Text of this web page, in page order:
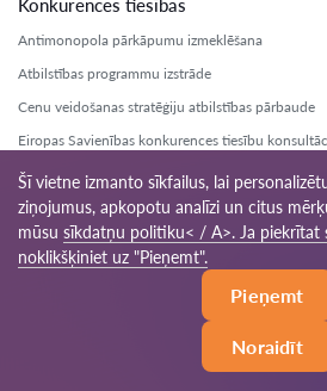
Konkurences tiesības
Antimonopola pārkāpumu izmeklēšana
Atbilstības programmu izstrāde
Cenu veidošanas stratēģiju atbilstības pārbaude
Eiropas Savienības konkurences tiesību
Karteli un monopolistiskās prakses risināšana
Kartelīšu darbības juridiskā analīze
Konfidenciālās informācijas aizsardzība
Konkurences ierobežojumu riska pārvaldība
Konkurences iestāžu izmeklēšanu atbalsts
Konkurences likuma pārkāpumu izmeklēšana
Konkurences politikas konsultācijas
Šī vietne izmanto sīkfailus, lai
ziņojumus, apkopotu analīzi un citus
mūsu sīkdatņu politiku< / A>. Ja piekrītat
noklikšķiniet uz "Pieņemt".
Pieņemt
Noraidīt